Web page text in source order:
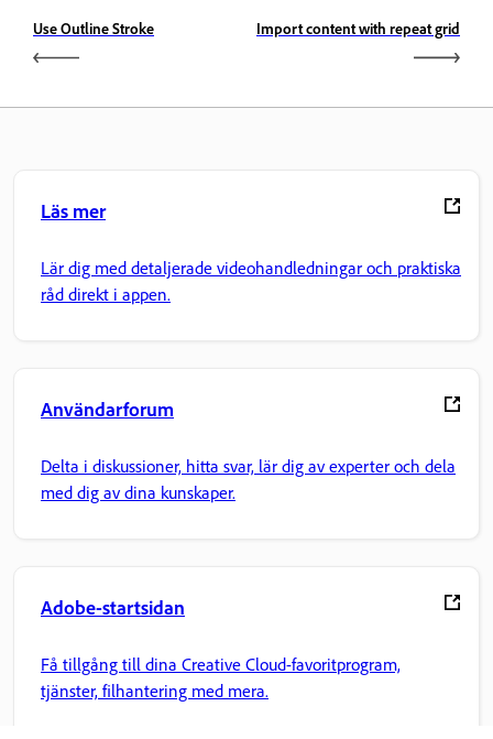
Use Outline Stroke Import content with repeat grid
Läs mer
Lär dig med detaljerade videohandledningar och praktiska
råd direkt i appen.
Användarforum
Delta i diskussioner, hitta svar, lär dig av experter och dela
med dig av dina kunskaper.
Adobe-startsidan
Få tillgång till dina Creative Cloud-favoritprogram,
tjänster, filhantering med mera.